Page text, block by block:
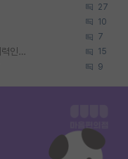
27
10
7
박사진학하기에 2억은 괜찮은 (?) 정도의 경제력인가요 15
9